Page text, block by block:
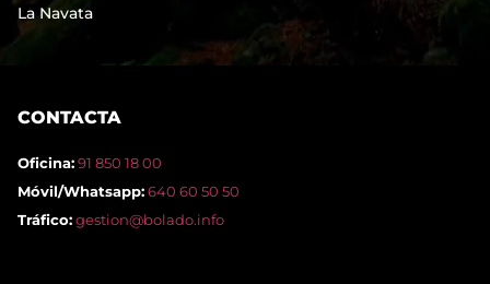
La Navata
CONTACTA
Oficina:91 850 18 00
Móvil/Whatsapp:640 60 50 50
Tráfico:gestion@bolado.info